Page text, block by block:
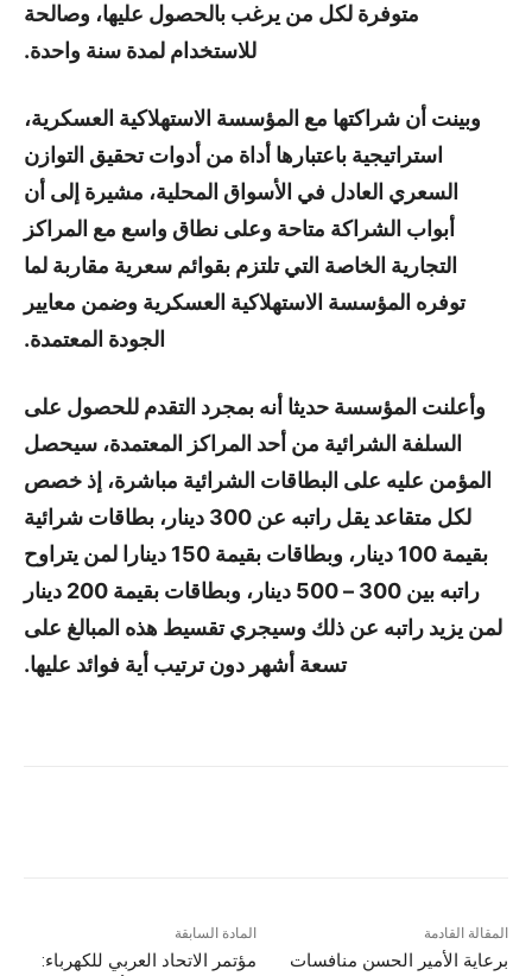
متوفرة لكل من يرغب بالحصول عليها، وصالحة
للاستخدام لمدة سنة واحدة.
وبينت أن شراكتها مع المؤسسة الاستهلاكية العسكرية،
استراتيجية باعتبارها أداة من أدوات تحقيق التوازن
السعري العادل في الأسواق المحلية، مشيرة إلى أن
أبواب الشراكة متاحة وعلى نطاق واسع مع المراكز
التجارية الخاصة التي تلتزم بقوائم سعرية مقاربة لما
توفره المؤسسة الاستهلاكية العسكرية وضمن معايير
الجودة المعتمدة.
وأعلنت المؤسسة حديثا أنه بمجرد التقدم للحصول على
السلفة الشرائية من أحد المراكز المعتمدة، سيحصل
المؤمن عليه على البطاقات الشرائية مباشرة، إذ خصص
لكل متقاعد يقل راتبه عن 300 دينار، بطاقات شرائية
بقيمة 100 دينار، وبطاقات بقيمة 150 دينارا لمن يتراوح
راتبه بين 300 – 500 دينار، وبطاقات بقيمة 200 دينار
لمن يزيد راتبه عن ذلك وسيجري تقسيط هذه المبالغ على
تسعة أشهر دون ترتيب أية فوائد عليها.
المادة السابقة
مؤتمر الاتحاد العربي للكهرباء:
المقالة القادمة
برعاية الأمير الحسن منافسات